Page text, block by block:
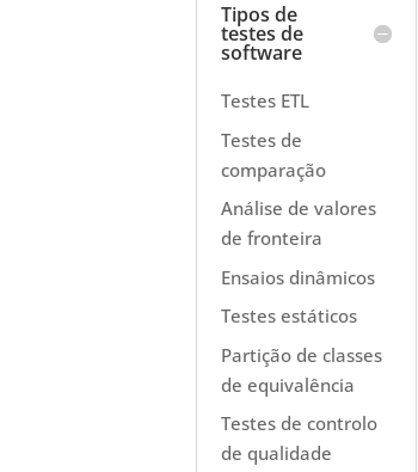
Tipos de
testes de
software
Testes ETL
Testes de
comparação
Análise de valores
de fronteira
Ensaios dinâmicos
Testes estáticos
Partição de classes
de equivalência
Testes de controlo
de qualidade